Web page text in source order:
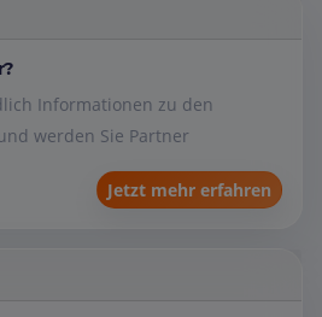
Informationen zu den
werden Sie Partner
Jetzt mehr erfahren